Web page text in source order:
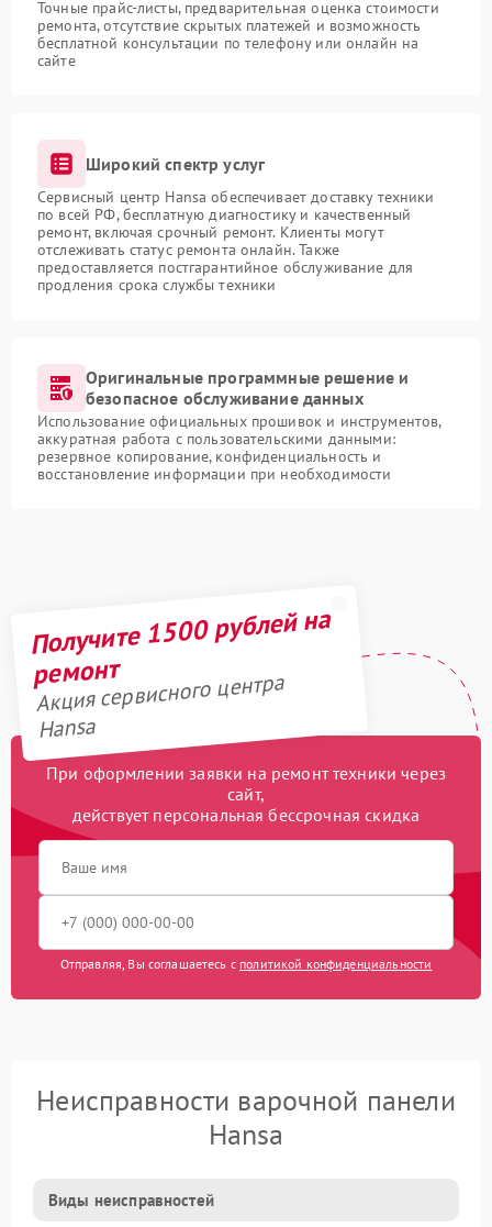
Точные прайс-листы, предварительная оценка стоимости
ремонта, отсутствие скрытых платежей и возможность
бесплатной консультации по телефону или онлайн на
сайте
Широкий спектр услуг
Сервисный центр Hansa обеспечивает доставку техники
по всей РФ, бесплатную диагностику и качественный
ремонт, включая срочный ремонт. Клиенты могут
отслеживать статус ремонта онлайн. Также
предоставляется постгарантийное обслуживание для
продления срока службы техники
Оригинальные программные решение и
безопасное обслуживание данных
Использование официальных прошивок и инструментов,
аккуратная работа с пользовательскими данными:
резервное копирование, конфиденциальность и
восстановление информации при необходимости
Получите 1500 рублей на
ремонт
Акция сервисного центра
Hansa
При оформлении заявки на ремонт техники через
сайт,
действует персональная бессрочная скидка
Отправляя, Вы соглашаетесь с политикой конфиденциальности
Неисправности варочной панели
Hansa
Виды неисправностей